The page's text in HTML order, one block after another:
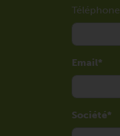
Téléphone
Email
Société